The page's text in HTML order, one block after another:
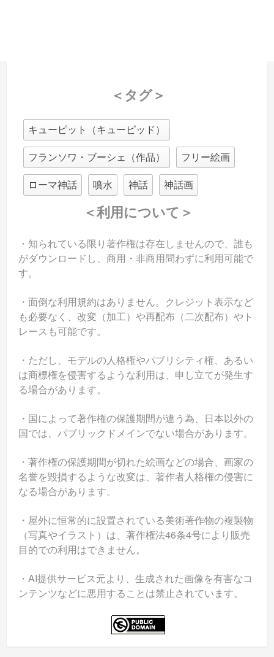
＜タグ＞
キューピット（キューピッド）
フランソワ・ブーシェ（作品） フリー絵画
ローマ神話 噴水 神話 神話画
＜利用について＞
・知られている限り著作権は存在しませんので、誰も
がダウンロードし、商用・非商用問わずに利用可能で
す。
・面倒な利用規約はありません。クレジット表示など
も必要なく、改変（加工）や再配布（二次配布）やト
レースも可能です。
・ただし、モデルの人格権やパブリシティ権、あるい
は商標権を侵害するような利用は、申し立てが発生す
る場合があります。
・国によって著作権の保護期間が違う為、日本以外の
国では、パブリックドメインでない場合があります。
・著作権の保護期間が切れた絵画などの場合、画家の
名誉を毀損するような改変は、著作者人格権の侵害に
なる場合があります。
・屋外に恒常的に設置されている美術著作物の複製物
（写真やイラスト）は、著作権法46条4号により販売
目的での利用はできません。
・AI提供サービス元より、生成された画像を有害なコ
ンテンツなどに悪用することは禁止されています。